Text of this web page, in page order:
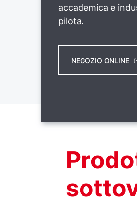
accademica e
pilota.
NEGOZIO ONLINE